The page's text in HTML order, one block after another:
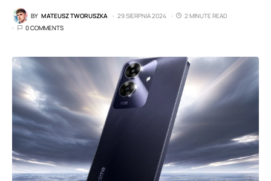
BY MATEUSZ TWORUSZKA 29 SIERPNIA 2024
2 MINUTE READ
0 COMMENTS